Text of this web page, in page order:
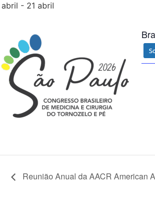
abril - 21 abril
Reunião Anual da AACR American